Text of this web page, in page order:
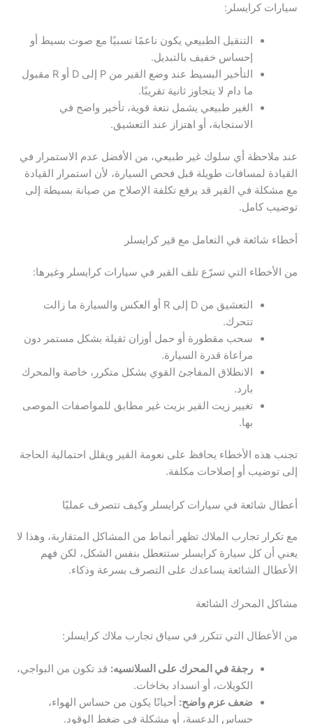
سيارات كرايسلر:
التنقيل الطبيعي يكون ناعمًا نسبيًا مع صوت بسيط أو
إحساس خفيف بالتبديل.
التأخير البسيط عند وضع القير من P إلى D أو R مقبول
ما دام لا يتجاوز ثانية تقريبًا.
الغير طبيعي يشمل نتعة قوية، تأخير واضح في
الاستجابة، أو اهتزاز عند التعشيق.
عند ملاحظة أي سلوك غير طبيعي، من الأفضل عدم الاستمرار في
القيادة لمسافات طويلة قبل فحص السيارة، لأن استمرار القيادة
مع مشكلة في القير قد يرفع تكلفة الإصلاح من صيانة بسيطة إلى
توضيب كامل.
أخطاء شائعة في التعامل مع قير كرايسلر
من الأخطاء التي تسرّع تلف القير في سيارات كرايسلر وغيرها:
التعشيق من D إلى R أو العكس والسيارة ما زالت
تتحرك.
سحب مقطورة أو حمل أوزان ثقيلة بشكل مستمر دون
مراعاة قدرة السيارة.
الانطلاق المفاجئ القوي بشكل متكرر، خاصة والمحرك
بارد.
تغيير زيت القير بزيت غير مطابق للمواصفات الموصى
بها.
تجنب هذه الأخطاء يحافظ على نعومة القير ويقلل احتمالية الحاجة
إلى توضيب أو إصلاحات مكلفة.
أعطال شائعة في سيارات كرايسلر وكيف تتصرف عمليًا
مع تكرار تجارب الملاك تظهر أنماط من المشاكل المتقاربة، وهذا لا
يعني أن كل سيارة كرايسلر ستتعطل بنفس الشكل، لكن فهم
الأعطال الشائعة يساعدك على التصرف بسرعة وذكاء.
مشاكل المحرك الشائعة
من الأعطال التي تتكرر في سياق تجارب ملاك كرايسلر:
رجفة في المحرك على السلانسيه: قد تكون من البواجي،
الكويلات، أو انسداد بخاخات.
ضعف عزم واضح: أحيانًا يكون من حساس الهواء،
حساس الدعسة، أو مشكلة في ضغط الوقود.